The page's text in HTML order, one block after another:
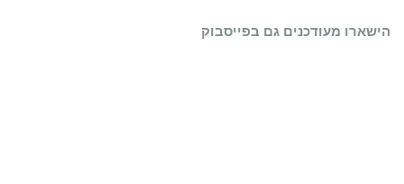
הישארו מעודכנים גם בפייסבוק